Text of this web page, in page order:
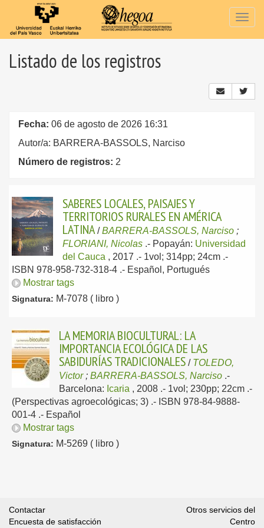
Listado de los registros
Fecha: 06 de agosto de 2026 16:31
Autor/a: BARRERA-BASSOLS, Narciso
Número de registros: 2
SABERES LOCALES, PAISAJES Y
TERRITORIOS RURALES EN AMÉRICA
LATINA /BARRERA-BASSOLS, Narciso ;
FLORIANI, Nicolas .- Popayán: Universidad
del Cauca , 2017 .- 1vol; 314pp; 24cm .-
ISBN 978-958-732-318-4 .- Español, Portugués
Mostrar tags
Signatura: M-7078 ( libro )
LA MEMORIA BIOCULTURAL: LA
IMPORTANCIA ECOLÓGICA DE LAS
SABIDURÍAS TRADICIONALES / TOLEDO,
Victor; BARRERA-BASSOLS, Narciso .-
Barcelona: Icaria , 2008 .- 1vol; 230pp; 22cm .-
(Perspectivas agroecológicas; 3) .- ISBN 978-84-9888-
001-4 .- Español
Mostrar tags
Signatura: M-5269 ( libro )
Contactar
Encuesta de satisfacción
Otros servicios del
Centro